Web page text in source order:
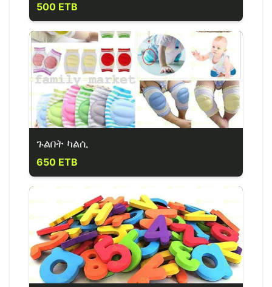
500 ETB
ጉልበት ካልሲ
650 ETB